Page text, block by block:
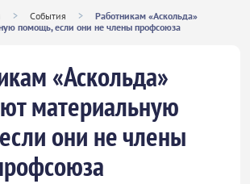
> События >
Работникам «Аскольда»
помощь, если они не члены профсоюза
«Аскольда»
материальную
они не члены